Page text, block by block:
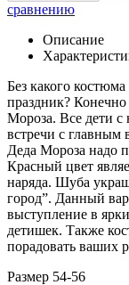
сравнению
Описание
Без какого
праздник?
Мороза. Все дети с
встречи с
Деда Мороза надо
Красный цвет
наряда. Шуба
город”. Данный
выступление в
детишек. Также
порадовать ваших
Размер 54-56